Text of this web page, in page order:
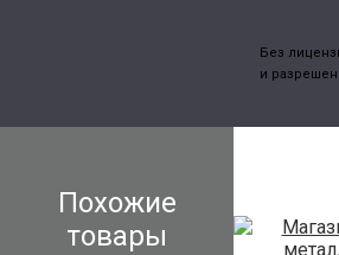
Без
и
Похожие
товары